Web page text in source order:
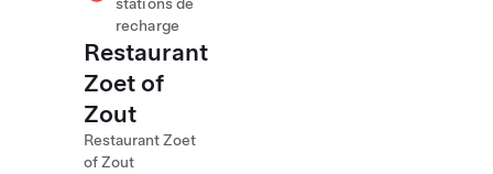
recharge
Restaurant
Zoet of
Zout
Restaurant Zoet
of Zout